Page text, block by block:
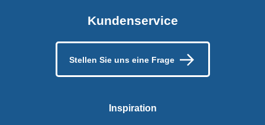
Kundenservice
Stellen Sie uns eine Frage
Inspiration